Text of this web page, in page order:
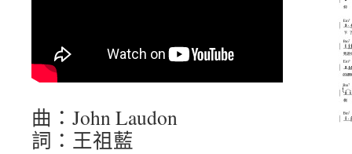
曲：John Laudon
詞：王祖藍